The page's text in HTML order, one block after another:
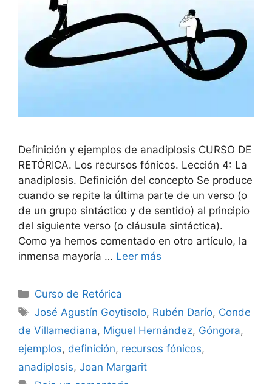
Definición y ejemplos de anadiplosis CURSO DE
RETÓRICA. Los recursos fónicos. Lección 4: La
anadiplosis. Definición del concepto Se produce
cuando se repite la última parte de un verso (o
de un grupo sintáctico y de sentido) al principio
del siguiente verso (o cláusula sintáctica).
Como ya hemos comentado en otro artículo, la
inmensa mayoría … Leer más
Categorías
Curso de Retórica
Etiquetas
José Agustín Goytisolo, Rubén Darío, Conde
de Villamediana, Miguel Hernández, Góngora,
ejemplos, definición, recursos fónicos,
anadiplosis, Joan Margarit